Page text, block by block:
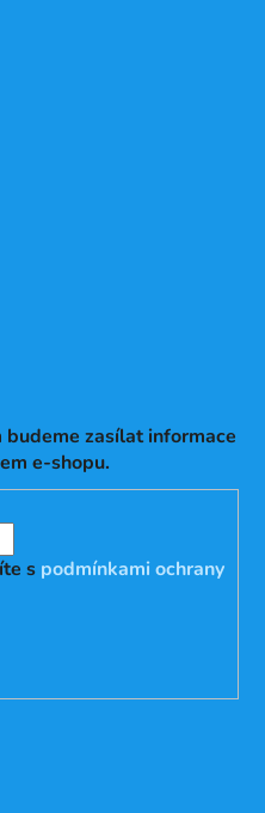
zasílat informace
e-shopu.
s podmínkami ochrany